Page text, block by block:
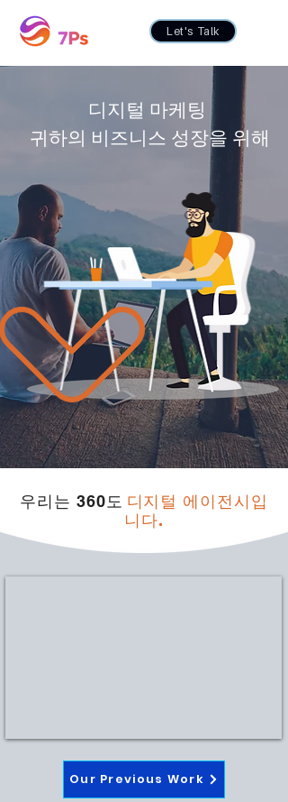
Let's Talk
디지털 마케팅
귀하의 비즈니스 성장을 위해
Our Previous Work
우리는 360도 디지털 에이전시입
니다.